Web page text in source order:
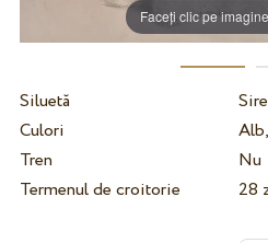
Faceți clic pe
Siluetă
Culori
Tren
Nu
Termenul de croitorie
28